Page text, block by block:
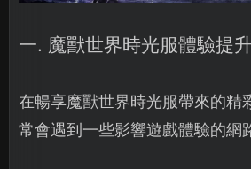
一. 魔獸世界時光服體驗提
在暢享魔獸世界時光服帶來的精
常會遇到一些影響遊戲體驗的網